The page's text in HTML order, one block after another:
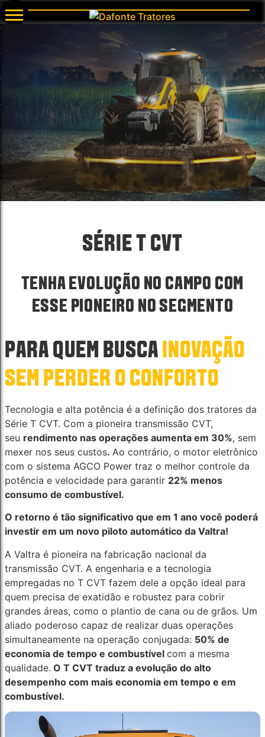
SÉRIE T CVT
TENHA EVOLUÇÃO NO CAMPO COM
ESSE PIONEIRO NO SEGMENTO
PARA QUEM BUSCAINOVAÇÃO
SEM PERDER O CONFORTO
Tecnologia e alta potência é a definição dos tratores da
Série T CVT. Com a pioneira transmissão CVT,
seu rendimento nas operações aumenta em 30%, sem
mexer nos seus custos. Ao contrário, o motor eletrônico
com o sistema AGCO Power traz o melhor controle da
potência e velocidade para garantir 22% menos
consumo de combustível.
O retorno é tão significativo que em 1 ano você poderá
investir em um novo piloto automático da Valtra!
A Valtra é pioneira na fabricação nacional da
transmissão CVT. A engenharia e a tecnologia
empregadas no T CVT fazem dele a opção ideal para
quem precisa de exatidão e robustez para cobrir
grandes áreas, como o plantio de cana ou de grãos. Um
aliado poderoso capaz de realizar duas operações
simultaneamente na operação conjugada: 50% de
economia de tempo e combustível com a mesma
qualidade. O T CVT traduz a evolução do alto
desempenho com mais economia em tempo e em
combustível.